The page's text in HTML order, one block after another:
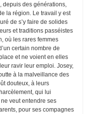
depuis des générations,
la région. Le travail y est
de s’y faire de solides
et traditions passéistes
où les rares femmes
certain nombre de
et ne voient en elles
ravir leur emploi. Josey,
à la malveillance des
douteux, à leurs
qui lui
veut entendre ses
pour ses compagnes